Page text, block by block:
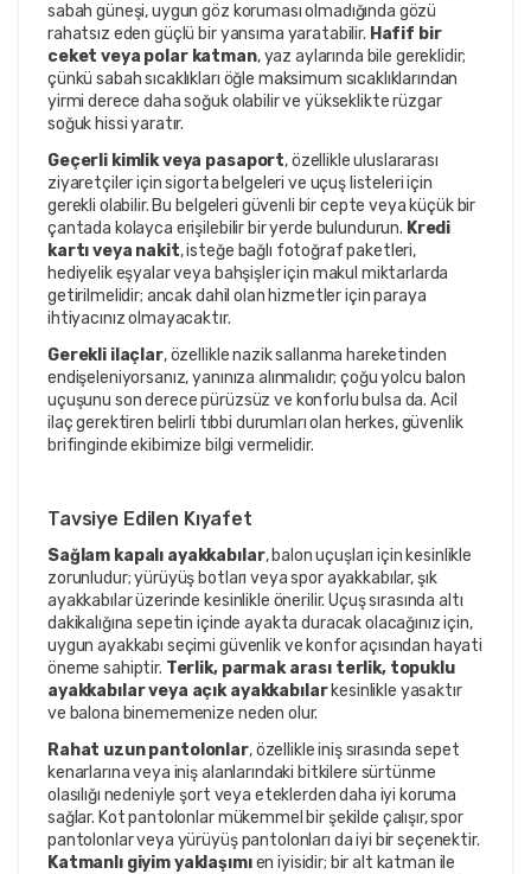
sabah güneşi, uygun göz koruması olmadığında gözü
rahatsız eden güçlü bir yansıma yaratabilir. Hafif bir
ceket veya polar katman, yaz aylarında bile gereklidir;
çünkü sabah sıcaklıkları öğle maksimum sıcaklıklarından
yirmi derece daha soğuk olabilir ve yükseklikte rüzgar
soğuk hissi yaratır.
Geçerli kimlik veya pasaport, özellikle uluslararası
ziyaretçiler için sigorta belgeleri ve uçuş listeleri için
gerekli olabilir. Bu belgeleri güvenli bir cepte veya küçük bir
çantada kolayca erişilebilir bir yerde bulundurun. Kredi
kartı veya nakit, isteğe bağlı fotoğraf paketleri,
hediyelik eşyalar veya bahşişler için makul miktarlarda
getirilmelidir; ancak dahil olan hizmetler için paraya
ihtiyacınız olmayacaktır.
Gerekli ilaçlar, özellikle nazik sallanma hareketinden
endişeleniyorsanız, yanınıza alınmalıdır; çoğu yolcu balon
uçuşunu son derece pürüzsüz ve konforlu bulsa da. Acil
ilaç gerektiren belirli tıbbi durumları olan herkes, güvenlik
brifinginde ekibimize bilgi vermelidir.
Tavsiye Edilen Kıyafet
Sağlam kapalı ayakkabılar, balon uçuşları için kesinlikle
zorunludur; yürüyüş botları veya spor ayakkabılar, şık
ayakkabılar üzerinde kesinlikle önerilir. Uçuş sırasında altı
dakikalığına sepetin içinde ayakta duracak olacağınız için,
uygun ayakkabı seçimi güvenlik ve konfor açısından hayati
öneme sahiptir. Terlik, parmak arası terlik, topuklu
ayakkabılar veya açık ayakkabılarkesinlikle yasaktır
ve balona binememenize neden olur.
Rahat uzun pantolonlar, özellikle iniş sırasında sepet
kenarlarına veya iniş alanlarındaki bitkilere sürtünme
olasılığı nedeniyle şort veya eteklerden daha iyi koruma
sağlar. Kot pantolonlar mükemmel bir şekilde çalışır, spor
pantolonlar veya yürüyüş pantolonları da iyi bir seçenektir.
Katmanlı giyim yaklaşımıen iyisidir; bir alt katman ile